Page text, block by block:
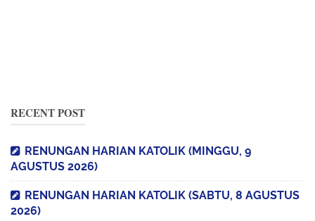
RECENT POST
RENUNGAN HARIAN KATOLIK (MINGGU, 9
AGUSTUS 2026)
RENUNGAN HARIAN KATOLIK (SABTU, 8 AGUSTUS
2026)